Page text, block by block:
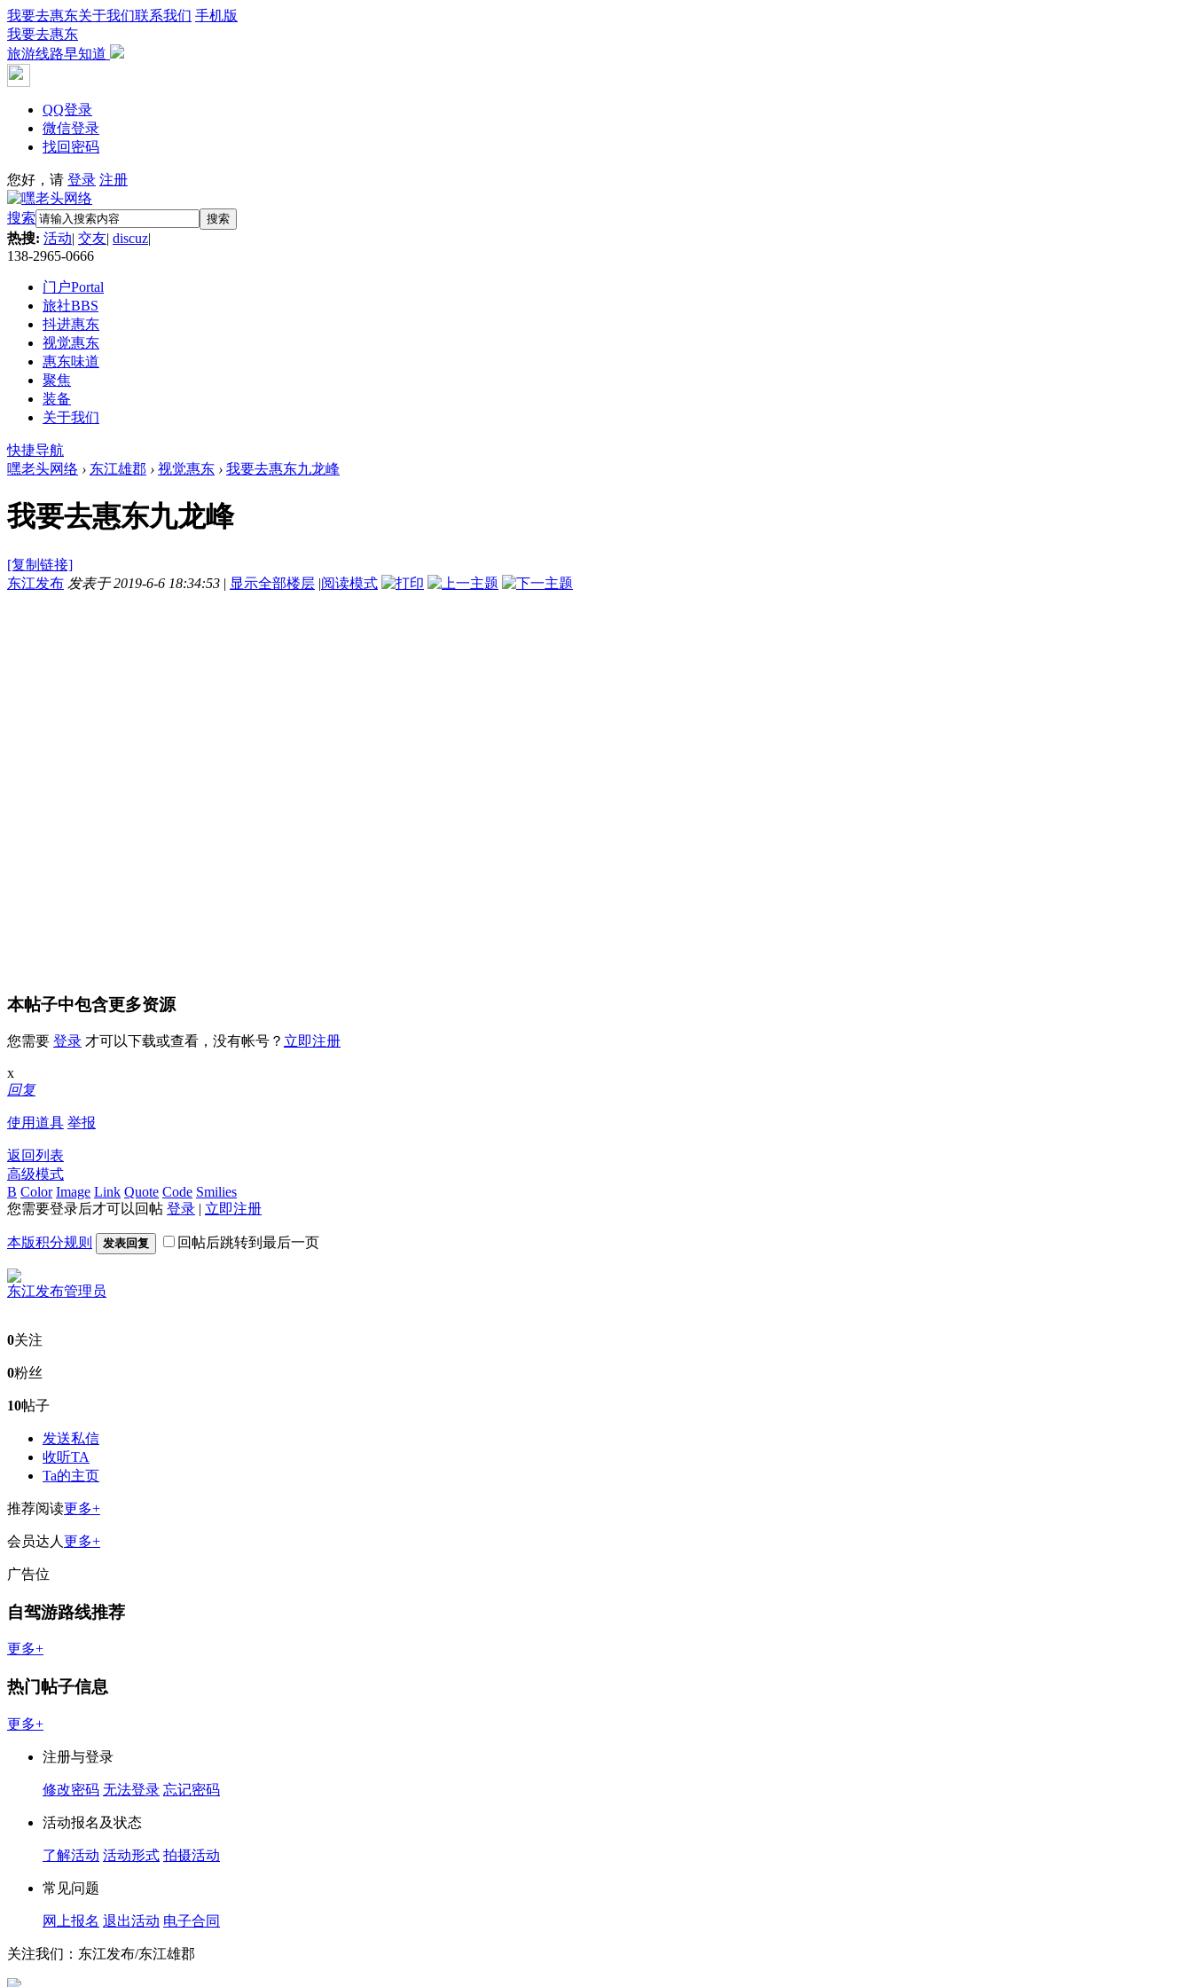
我要去惠东关于我们联系我们 手机版
我要去惠东
旅游线路早知道
QQ登录
微信登录
找回密码
您好，请 登录 注册
搜索 搜索
热搜: 活动| 交友| discuz|
138-2965-0666
门户Portal
旅社BBS
抖进惠东
视觉惠东
惠东味道
聚焦
装备
关于我们
快捷导航
嘿老头网络 › 东江雄郡 › 视觉惠东 › 我要去惠东九龙峰
我要去惠东九龙峰
[复制链接]
东江发布 发表于 2019-6-6 18:34:53 | 显示全部楼层 |阅读模式
本帖子中包含更多资源
您需要 登录 才可以下载或查看，没有帐号？ 立即注册
x
回复
使用道具 举报
返回列表
高级模式
B Color Image Link Quote Code Smilies
您需要登录后才可以回帖 登录 | 立即注册
本版积分规则 发表回复 回帖后跳转到最后一页
东江发布管理员
0关注
0粉丝
10帖子
发送私信
收听TA
Ta的主页
推荐阅读更多+
会员达人 更多+
广告位
自驾游路线推荐
更多+
热门帖子信息
更多+
注册与登录
修改密码 无法登录 忘记密码
活动报名及状态
了解活动 活动形式 拍摄活动
常见问题
网上报名 退出活动 电子合同
关注我们：东江发布/东江雄郡